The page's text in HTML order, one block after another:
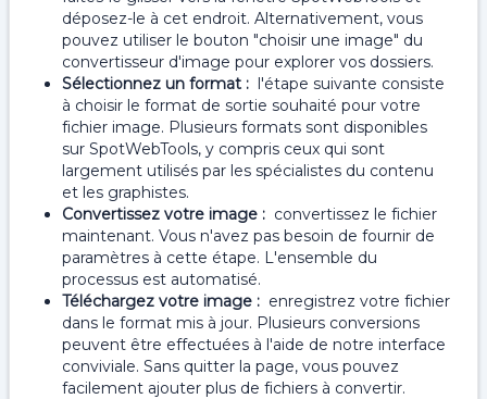
déposez-le à cet endroit. Alternativement, vous
pouvez utiliser le bouton "choisir une image" du
convertisseur d'image pour explorer vos dossiers.
Sélectionnez un format : l'étape suivante consiste
à choisir le format de sortie souhaité pour votre
fichier image. Plusieurs formats sont disponibles
sur SpotWebTools, y compris ceux qui sont
largement utilisés par les spécialistes du contenu
et les graphistes.
Convertissez votre image : convertissez le fichier
maintenant. Vous n'avez pas besoin de fournir de
paramètres à cette étape. L'ensemble du
processus est automatisé.
Téléchargez votre image : enregistrez votre fichier
dans le format mis à jour. Plusieurs conversions
peuvent être effectuées à l'aide de notre interface
conviviale. Sans quitter la page, vous pouvez
facilement ajouter plus de fichiers à convertir.